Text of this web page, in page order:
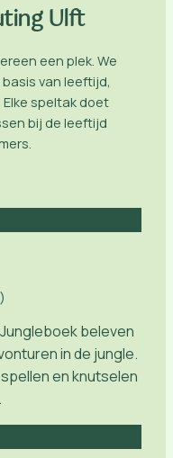
Ulft
een plek. We
van leeftijd,
speltak doet
bij de leeftijd
beleven
in de jungle.
en knutselen